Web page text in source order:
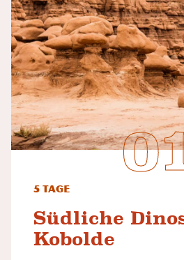
5 Tage
Südliche
Kobolde